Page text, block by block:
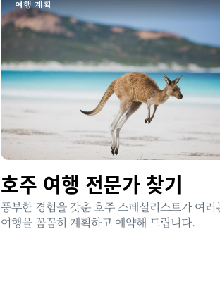
여행 계획
호주 여행 전문가 찾기
풍부한 경험을 갖춘 호주 스페셜리스트가 여러
여행을 꼼꼼히 계획하고 예약해 드립니다.